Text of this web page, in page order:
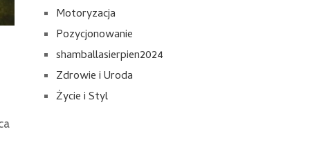
Motoryzacja
Pozycjonowanie
shamballasierpien2024
Zdrowie i Uroda
Życie i Styl